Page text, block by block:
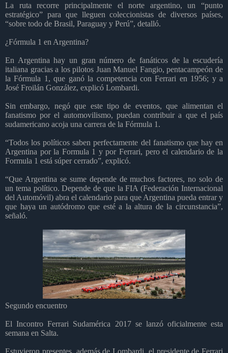
La ruta recorre principalmente el norte argentino, un “punto
estratégico” para que lleguen coleccionistas de diversos países,
“sobre todo de Brasil, Paraguay y Perú”, detalló.
¿Fórmula 1 en Argentina?
En Argentina hay un gran número de fanáticos de la escudería
italiana gracias a los pilotos Juan Manuel Fangio, pentacampeón de
la Fórmula 1, que ganó la competencia con Ferrari en 1956; y a
José Froilán González, explicó Lombardi.
Sin embargo, negó que este tipo de eventos, que alimentan el
fanatismo por el automovilismo, puedan contribuir a que el país
sudamericano acoja una carrera de la Fórmula 1.
“Todos los políticos saben perfectamente del fanatismo que hay en
Argentina por la Formula 1 y por Ferrari, pero el calendario de la
Formula 1 está súper cerrado”, explicó.
“Que Argentina se sume depende de muchos factores, no solo de
un tema político. Depende de que la FIA (Federación Internacional
del Automóvil) abra el calendario para que Argentina pueda entrar y
que haya un autódromo que esté a la altura de la circunstancia”,
señaló.
Segundo encuentro
El Incontro Ferrari Sudamérica 2017 se lanzó oficialmente esta
semana en Salta.
Estuvieron presentes, además de Lombardi, el presidente de Ferrari